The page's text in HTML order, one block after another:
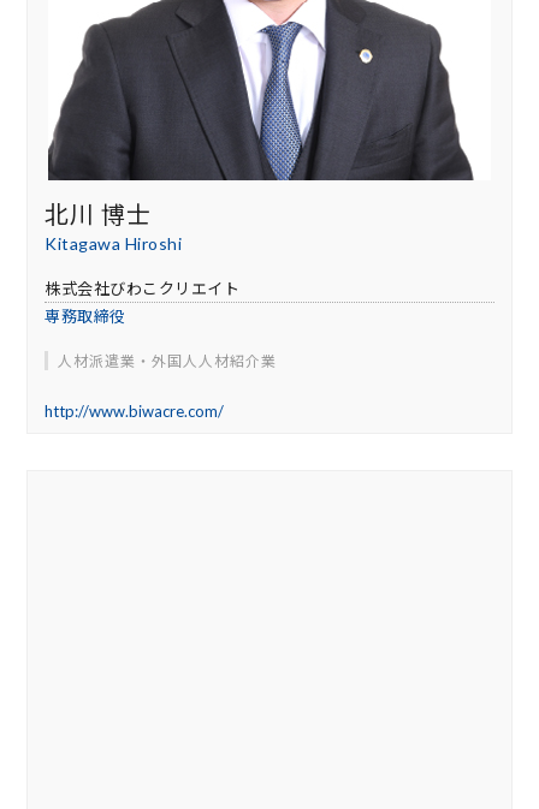
北川 博士
Kitagawa Hiroshi
株式会社びわこクリエイト
専務取締役
人材派遣業・外国人人材紹介業
http://www.biwacre.com/